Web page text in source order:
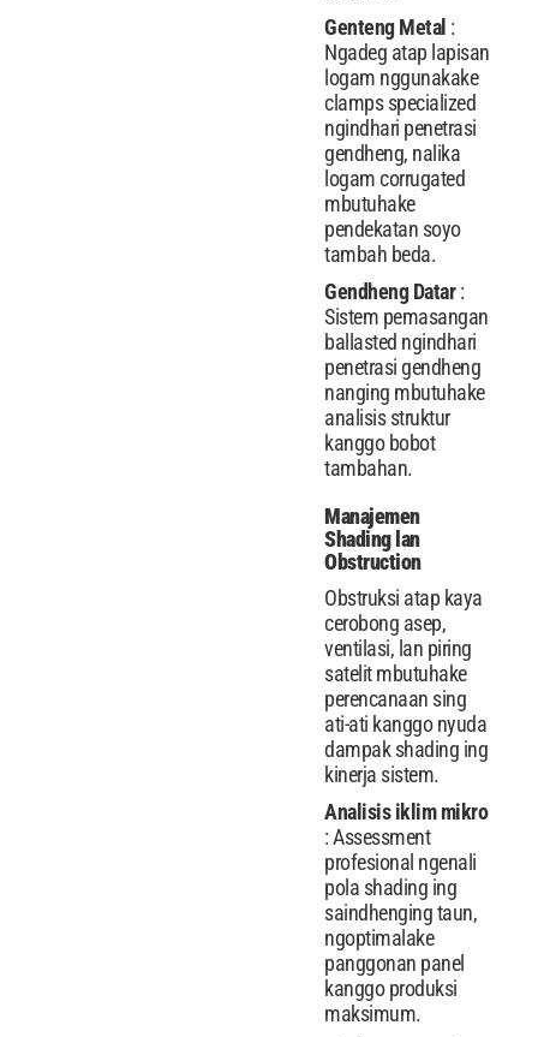
Genteng Metal :
Ngadeg atap lapisan
logam nggunakake
clamps specialized
ngindhari penetrasi
gendheng, nalika
logam corrugated
mbutuhake
pendekatan soyo
tambah beda.
Gendheng Datar:
Sistem pemasangan
ballasted ngindhari
penetrasi gendheng
nanging mbutuhake
analisis struktur
kanggo bobot
tambahan.
Manajemen
Shading lan
Obstruction
Obstruksi atap kaya
cerobong asep,
ventilasi, lan piring
satelit mbutuhake
perencanaan sing
ati-ati kanggo nyuda
dampak shading ing
kinerja sistem.
Analisis iklim mikro
: Assessment
profesional ngenali
pola shading ing
saindhenging taun,
ngoptimalake
panggonan panel
kanggo produksi
maksimum.